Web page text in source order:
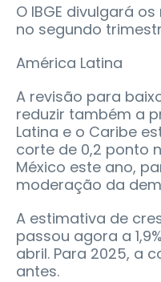
O IBGE divulgará
no segundo
América Latina
A revisão para
reduzir também a
Latina e o Caribe
corte de 0,2 ponto
México este ano,
moderação da
A estimativa de
passou agora a
abril. Para 2025, a
antes.